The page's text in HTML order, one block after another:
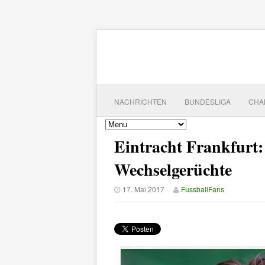
NACHRICHTEN BUNDESLIGA
Eintracht Frankfurt:
Wechselgerüchte
17. Mai 2017 FussballFans